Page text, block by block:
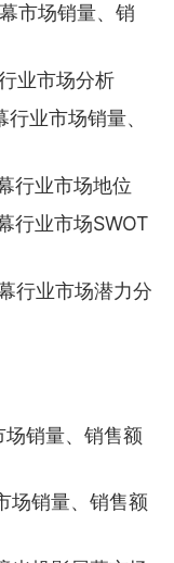
市场销量、销
业市场分析
业市场销量、
行业市场地位
行业市场SWOT
行业市场潜力分
销量、销售额
场销量、销售额